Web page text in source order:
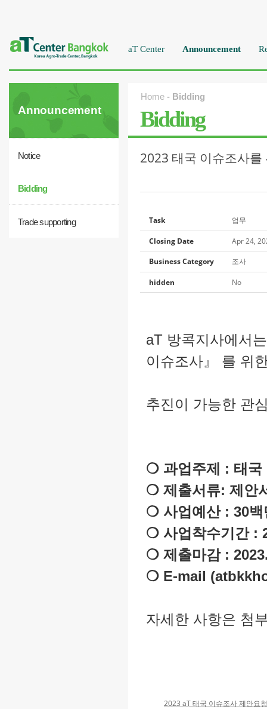
aT Center Announcement
Announcement
Notice
Bidding
Trade supporting
Home - Bidding
Bidding
2023 태국 이슈조사
Task 업무
Closing Date
Apr 24,
Business Category
조사
hidden No
aT 방콕지사에서
이슈조사』 를 위
추진이 가능한 관
❍ 과업주제 : 태국
❍ 제출서류: 제안
❍ 사업예산 : 30백
❍ 사업착수기간 :
❍ 제출마감 :
❍ E-mail
자세한 사항은 첨
2023 aT 태국 이슈조사 제안요